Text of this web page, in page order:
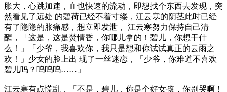
胀大，心跳加速，血也快速的流动，即想找个东西去发现，突
然看见了远处 的碧荷已经不着寸缕，江云寒的阴茎此时已经
有了隐隐的胀痛感，想立即发泄， 江云寒努力保持自己清
醒，「这是，这是焚情香，你哪儿拿的！碧儿，你想干什
么！」「少爷，我喜欢你，我只是想和你试试真正的云雨之
欢！」少女的脸上出 现了一丝迷恋，「少爷，你难道不喜欢
碧儿吗？呜呜呜……」
江云寒有点慌乱，「不是，碧儿，你是个好女孩，你别哭啊！